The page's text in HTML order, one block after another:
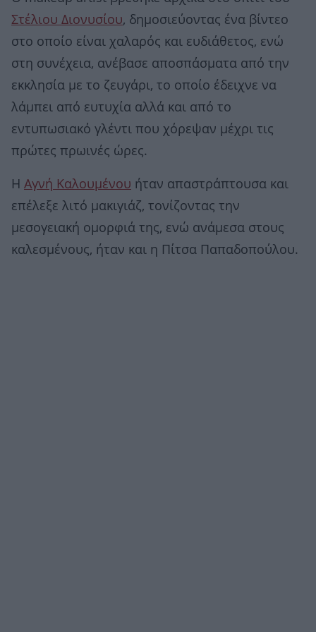
Στέλιου Διονυσίου, δημοσιεύοντας ένα βίντεο
στο οποίο είναι χαλαρός και ευδιάθετος, ενώ
στη συνέχεια, ανέβασε αποσπάσματα από την
εκκλησία με το ζευγάρι, το οποίο έδειχνε να
λάμπει από ευτυχία αλλά και από το
εντυπωσιακό γλέντι που χόρεψαν μέχρι τις
πρώτες πρωινές ώρες.
Η Αγνή Καλουμένου ήταν απαστράπτουσα και
επέλεξε λιτό μακιγιάζ, τονίζοντας την
μεσογειακή ομορφιά της, ενώ ανάμεσα στους
καλεσμένους, ήταν και η Πίτσα Παπαδοπούλου.